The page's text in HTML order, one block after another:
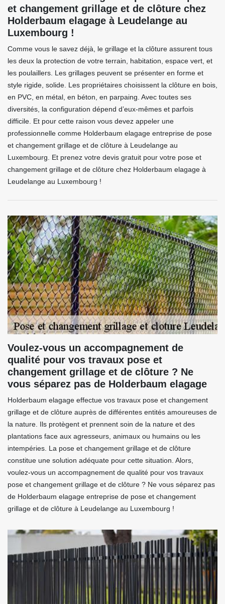
et changement grillage et de clôture chez
Holderbaum elagage à Leudelange au
Luxembourg !
Comme vous le savez déjà, le grillage et la clôture assurent tous
les deux la protection de votre terrain, habitation, espace vert, et
les poulaillers. Les grillages peuvent se présenter en forme et
style rigide, solide. Les propriétaires choisissent la clôture en bois,
en PVC, en métal, en béton, en parpaing. Avec toutes ses
diversités, la configuration dépend d’eux-mêmes et parfois
difficile. Et pour cette raison vous devez appeler une
professionnelle comme Holderbaum elagage entreprise de pose
et changement grillage et de clôture à Leudelange au
Luxembourg. Et prenez votre devis gratuit pour votre pose et
changement grillage et de clôture chez Holderbaum elagage à
Leudelange au Luxembourg !
Voulez-vous un accompagnement de
qualité pour vos travaux pose et
changement grillage et de clôture ? Ne
vous séparez pas de Holderbaum elagage
Holderbaum elagage effectue vos travaux pose et changement
grillage et de clôture auprès de différentes entités amoureuses de
la nature. Ils protègent et prennent soin de la nature et des
plantations face aux agresseurs, animaux ou humains ou les
intempéries. La pose et changement grillage et de clôture
constitue une solution adéquate pour cette situation. Alors,
voulez-vous un accompagnement de qualité pour vos travaux
pose et changement grillage et de clôture ? Ne vous séparez pas
de Holderbaum elagage entreprise de pose et changement
grillage et de clôture à Leudelange au Luxembourg !